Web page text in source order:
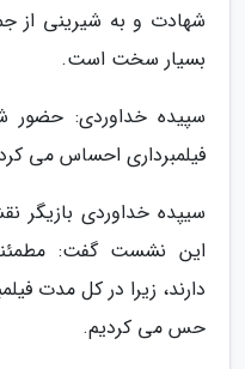
شهادت و به شیرینی از
بسیار سخت است.
سپیده خداوردی: حضور
فیلمبرداری احساس می
سیپده خداوردی
این نشست گفت:
دارند، زیرا در کل مدت
حس می کردیم.